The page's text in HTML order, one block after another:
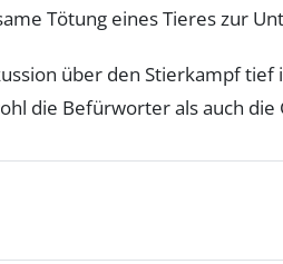
Tötung eines Tieres zur
über den Stierkampf
die Befürworter als auch